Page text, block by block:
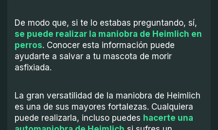
De modo que, si te lo estabas preguntando, sí,
se puede realizar la maniobra de Heimlich en
perros. Conocer esta información puede
ayudarte a salvar a tu mascota de morir
asfixiada.
La gran versatilidad de la maniobra de Heimlich
es una de sus mayores fortalezas. Cualquiera
puede realizarla, incluso puedes hacerte una